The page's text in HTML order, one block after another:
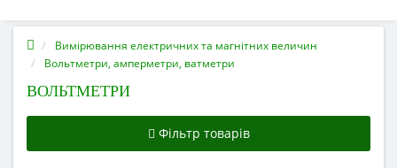
Вимірювання електричних та магнітних величин
Вольтметри, амперметри, ватметри
ВОЛЬТМЕТРИ
Фільтр товарів